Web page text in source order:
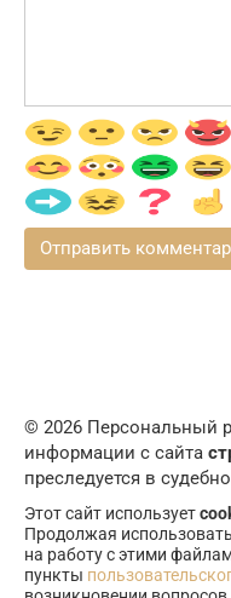
© 2026 Персональный
информации с сайта
преследуется в
Этот сайт использует
Продолжая
на работу с этими
пункты